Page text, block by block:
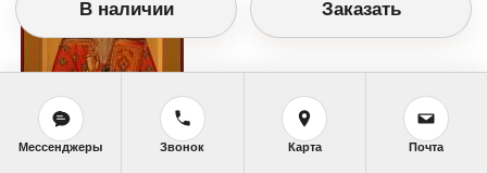
Православный календарь
В наличии Заказать
Мессенджеры Звонок Карта Почта